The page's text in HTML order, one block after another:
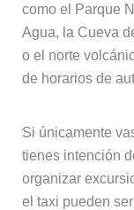
como el Parque
Agua, la Cueva
o el norte
de horarios de
Si únicamente
tienes intención
organizar
el taxi pueden